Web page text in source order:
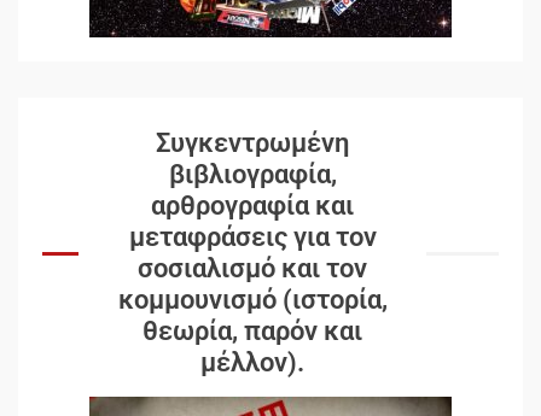
Συγκεντρωμένη
βιβλιογραφία,
αρθρογραφία και
μεταφράσεις για τον
σοσιαλισμό και τον
κομμουνισμό (ιστορία,
θεωρία, παρόν και
μέλλον).